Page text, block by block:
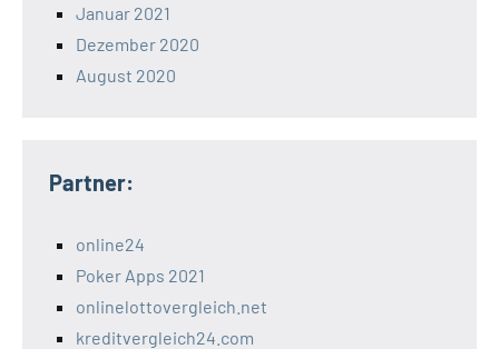
Januar 2021
Dezember 2020
August 2020
Partner:
online24
Poker Apps 2021
onlinelottovergleich.net
kreditvergleich24.com